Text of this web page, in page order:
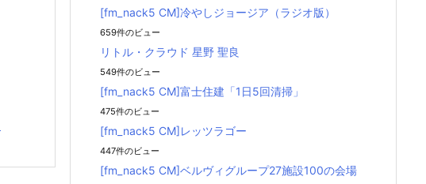
[fm_nack5 CM]冷やしジョージア（ラジオ版）
659件のビュー
リトル・クラウド 星野 聖良
549件のビュー
[fm_nack5 CM]富士住建「1日5回清掃」
475件のビュー
[fm_nack5 CM]レッツラゴー
447件のビュー
[fm_nack5 CM]ベルヴィグループ27施設100の会場